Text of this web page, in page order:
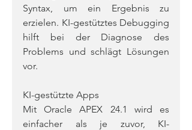
Syntax, um ein Ergebnis zu
erzielen. KI-gestütztes Debugging
hilft bei der Diagnose des
Problems und schlägt Lösungen
vor.
KI-gestützte Apps
Mit Oracle APEX 24.1 wird es
einfacher als je zuvor, KI-